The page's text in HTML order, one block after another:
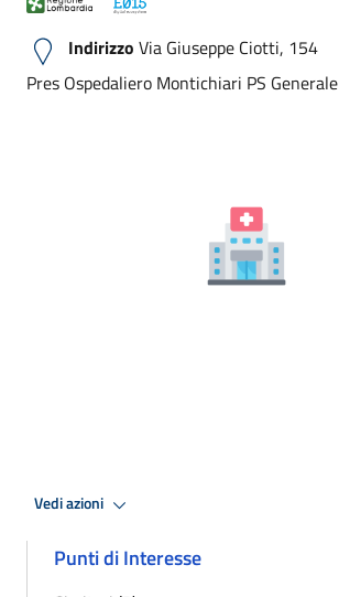
Indirizzo Via Giuseppe Ciotti, 154
Pres Ospedaliero Montichiari PS Generale
Vedi azioni
Punti di Interesse